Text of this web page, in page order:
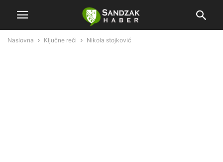
Naslovna Ključne reči Nikola stojković